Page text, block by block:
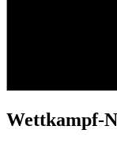
Wettkampf-